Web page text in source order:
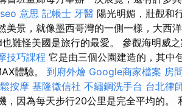
seo 意思 記帳士 牙醫 陽光明媚，壯觀和
美景，就像墨西哥灣的一側一樣，大西
難怪美國是旅行的最愛。 參觀海明威
技巧課程 它是由三個公園建造的，其中
體驗。 到府外燴 Google商家檔案 房
按摩 基隆徵信社 不鏽鋼洗手台 台北律
，因為每天步行20公里是完全平均的。